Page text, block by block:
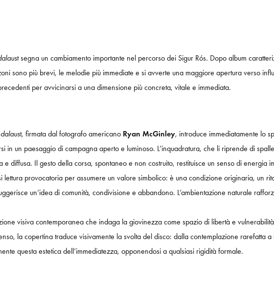
t segna un cambiamento importante nel percorso dei Sigur Rós. Dopo album
sono più brevi, le melodie più immediate e si avverte una maggiore apertura verso
per avvicinarsi a una dimensione più concreta, vitale e immediata.
t, firmata dal fotografo americano Ryan McGinley, introduce immediatamente lo
in un paesaggio di campagna aperto e luminoso. L’inquadratura, che li riprende di
diffusa. Il gesto della corsa, spontaneo e non costruito, restituisce un senso di energia
lettura provocatoria per assumere un valore simbolico: è una condizione originaria, un
un’idea di comunità, condivisione e abbandono. L’ambientazione naturale
visiva contemporanea che indaga la giovinezza come spazio di libertà e
la copertina traduce visivamente la svolta del disco: dalla contemplazione rarefatta
questa estetica dell’immediatezza, opponendosi a qualsiasi rigidità formale.